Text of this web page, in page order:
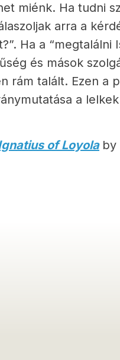
miénk. Ha tudni
arra a
Ha a “megtalálni
és mások
rám talált. Ezen a
a lelkek
of Loyola by